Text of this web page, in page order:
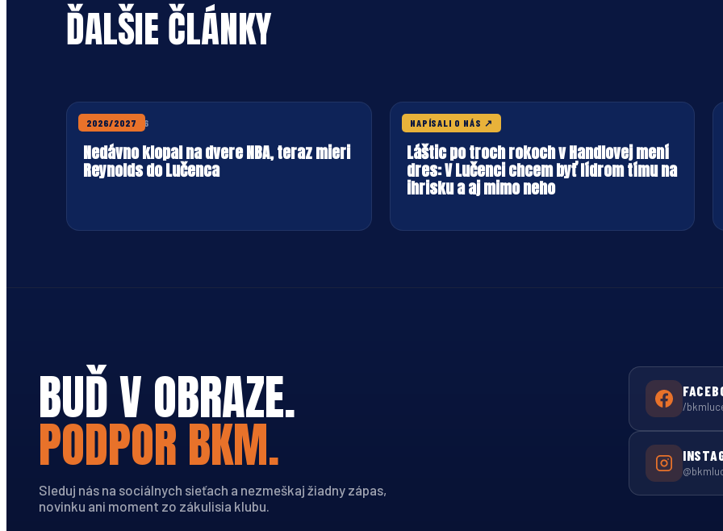
ĎALŠIE ČLÁNKY
2026/2027
31. JÚLA 2026
Nedávno klopal na dvere NBA, teraz mieri
Reynolds do Lučenca
NAPÍSALI O NÁS ↗
30. JÚLA 2026
Láštic po troch rokoch v Handlovej mení
dres: V Lučenci chcem byť lídrom tímu na
ihrisku a aj mimo neho
BUĎ V OBRAZE.
PODPOR BKM.
Sleduj nás na sociálnych sieťach a nezmeškaj žiadny zápas,
novinku ani moment zo zákulisia klubu.
/